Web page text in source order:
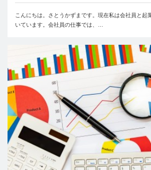
こんにちは。さとうかずまです。現在私は会社員と起
いています。会社員の仕事では、…